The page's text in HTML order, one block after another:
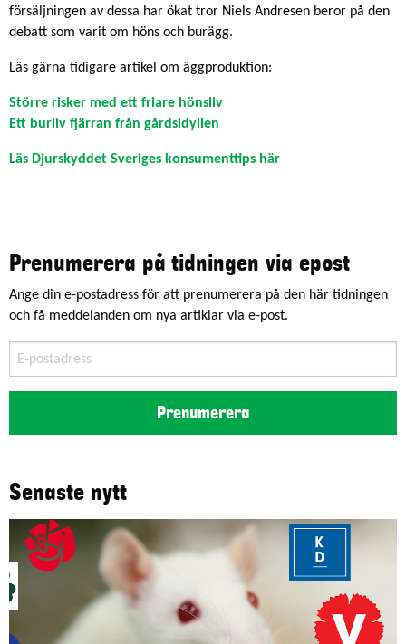
försäljningen av dessa har ökat tror Niels Andresen beror på den
debatt som varit om höns och burägg.
Läs gärna tidigare artikel om äggproduktion:
Större risker med ett friare hönsliv
Ett burliv fjärran från gårdsidyllen
Läs Djurskyddet Sveriges konsumenttips här
Prenumerera på tidningen via epost
Ange din e-postadress för att prenumerera på den här tidningen
och få meddelanden om nya artiklar via e-post.
postadress
Prenumerera
Senaste nytt